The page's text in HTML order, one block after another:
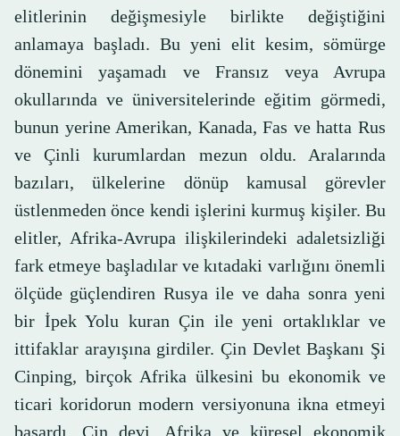
elitlerinin değişmesiyle birlikte değiştiğini
anlamaya başladı. Bu yeni elit kesim, sömürge
dönemini yaşamadı ve Fransız veya Avrupa
okullarında ve üniversitelerinde eğitim görmedi,
bunun yerine Amerikan, Kanada, Fas ve hatta Rus
ve Çinli kurumlardan mezun oldu. Aralarında
bazıları, ülkelerine dönüp kamusal görevler
üstlenmeden önce kendi işlerini kurmuş kişiler. Bu
elitler, Afrika-Avrupa ilişkilerindeki adaletsizliği
fark etmeye başladılar ve kıtadaki varlığını önemli
ölçüde güçlendiren Rusya ile ve daha sonra yeni
bir İpek Yolu kuran Çin ile yeni ortaklıklar ve
ittifaklar arayışına girdiler. Çin Devlet Başkanı Şi
Cinping, birçok Afrika ülkesini bu ekonomik ve
ticari koridorun modern versiyonuna ikna etmeyi
başardı. Çin devi, Afrika ve küresel ekonomik